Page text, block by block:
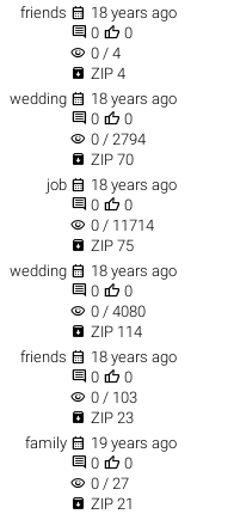
friends  18 years ago
 0  0
visibility 0 / 4
 ZIP 4
wedding  18 years ago
 0  0
visibility 0 / 2794
 ZIP 70
job  18 years ago
 0  0
visibility 0 / 11714
 ZIP 75
wedding  18 years ago
 0  0
visibility 0 / 4080
 ZIP 114
friends  18 years ago
 0  0
visibility 0 / 103
 ZIP 23
family  19 years ago
 0  0
visibility 0 / 27
 ZIP 21